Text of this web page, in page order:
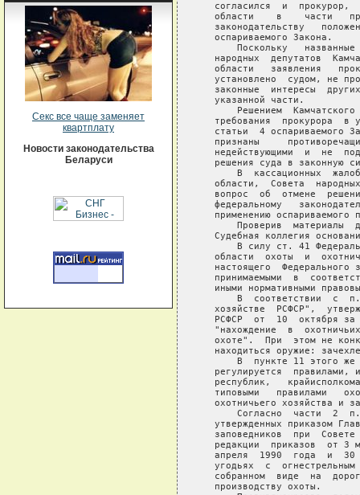
Секс все чаще заменяет
квартплату
Новости законодательства
Беларуси